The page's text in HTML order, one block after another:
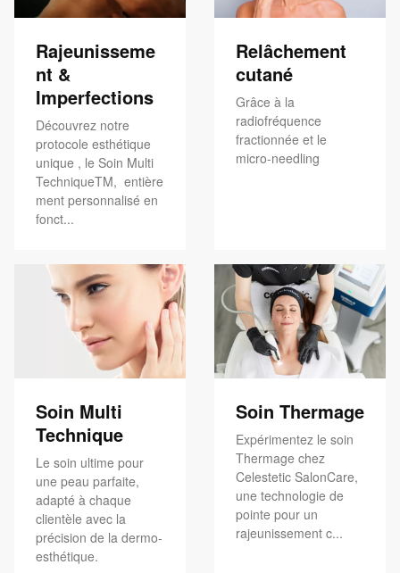
Rajeunisseme
nt &
Imperfections
Découvrez notre
protocole esthétique
unique , le Soin Multi
TechniqueTM, entière
ment personnalisé en
fonct...
Relâchement
cutané
Grâce à la
radiofréquence
fractionnée et le
micro-needling
Soin Multi
Technique
Le soin ultime pour
une peau parfaite,
adapté à chaque
clientèle avec la
précision de la dermo-
esthétique.
Soin Thermage
Expérimentez le soin
Thermage chez
Celestetic SalonCare,
une technologie de
pointe pour un
rajeunissement c...